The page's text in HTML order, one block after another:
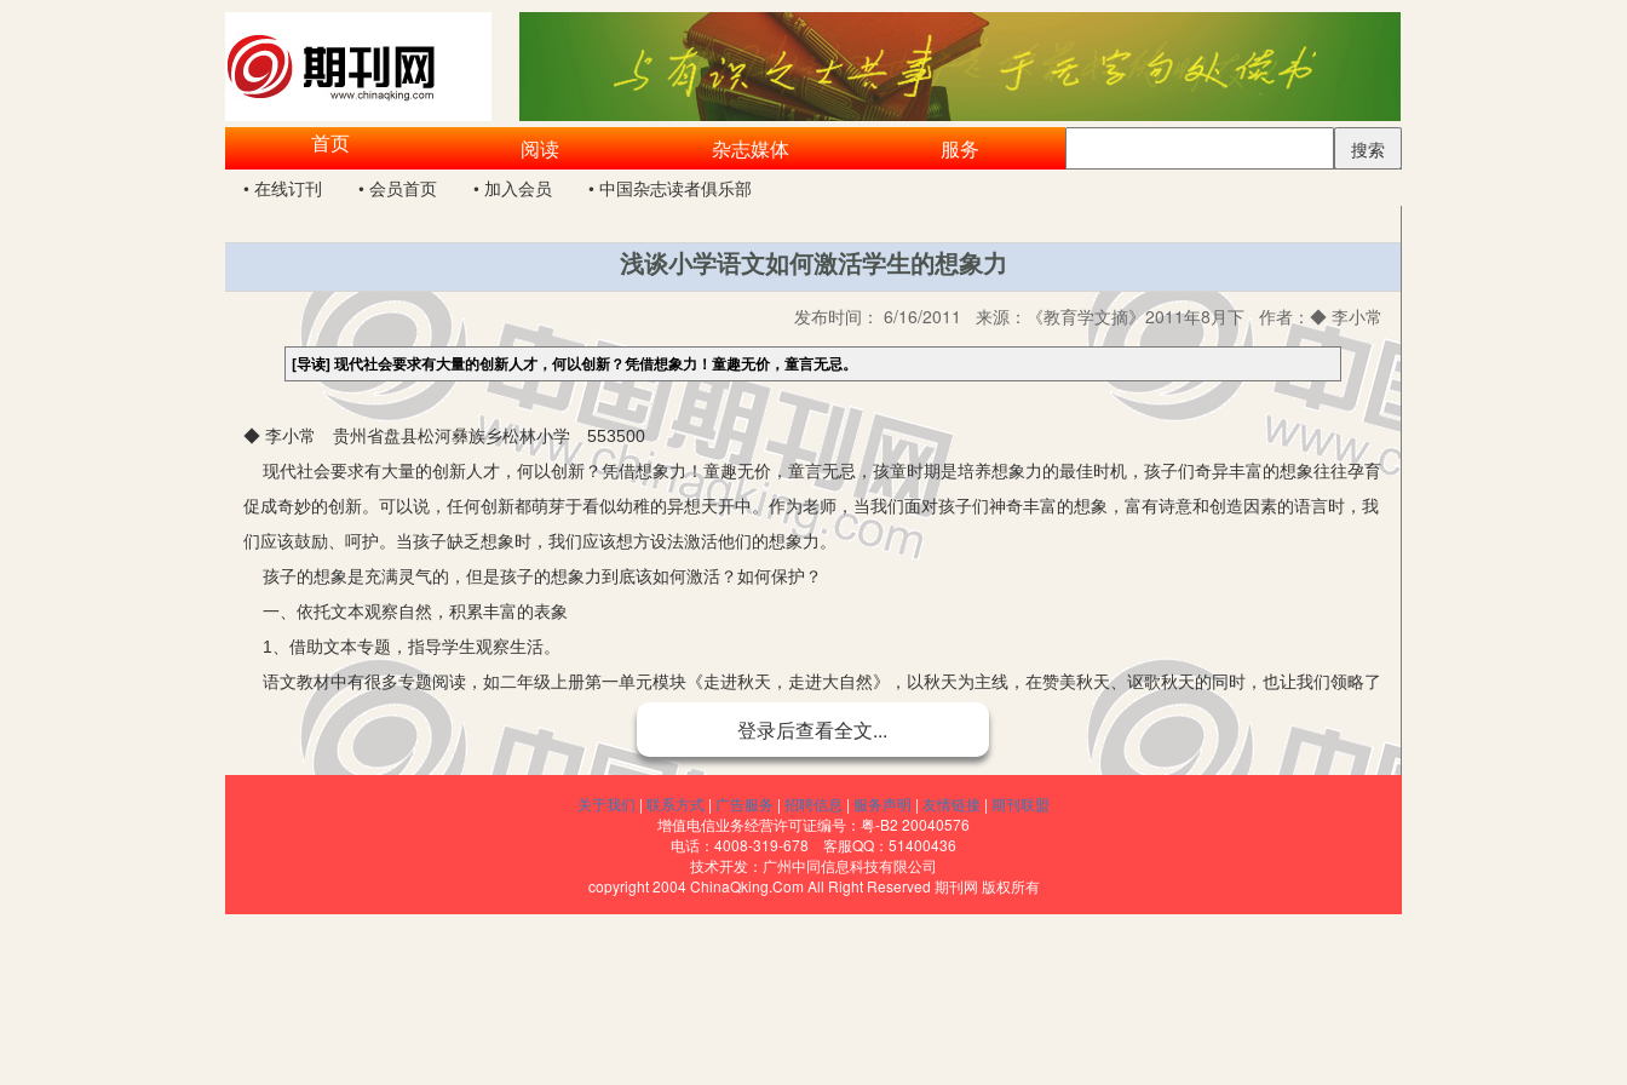
首页 阅读 杂志媒体 服务
搜索
• 在线订刊
• 会员首页 • 加入会员 • 中国杂志读者俱乐部
浅谈小学语文如何激活学生的想象力
发布时间： 6/16/2011 来源： 《教育学文摘》2011年8月下 作者： ◆ 李小常
[导读]现代社会要求有大量的创新人才，何以创新？凭借想象力！童趣无价，童言无忌。
◆ 李小常 贵州省盘县松河彝族乡松林小学 553500
现代社会要求有大量的创新人才，何以创新？凭借想象力！童趣无价，童言无忌，孩童时期是培养想象力的最佳时机，孩子们奇异丰富的想象往往孕育
促成奇妙的创新。可以说，任何创新都萌芽于看似幼稚的异想天开中。作为老师，当我们面对孩子们神奇丰富的想象，富有诗意和创造因素的语言时，我
们应该鼓励、呵护。当孩子缺乏想象时，我们应该想方设法激活他们的想象力。
孩子的想象是充满灵气的，但是孩子的想象力到底该如何激活？如何保护？
一、依托文本观察自然，积累丰富的表象
1、借助文本专题，指导学生观察生活。
语文教材中有很多专题阅读，如二年级上册第一单元模块《走进秋天，走进大自然》，以秋天为主线，在赞美秋天、讴歌秋天的同时，也让我们领略了
大自然的伟大与神奇。可“年年岁岁花相似”，对于一些习以为常的东西，人们往往不是很关注。秋天来了，又去了，对于八九岁的孩子们来说，秋天是什
么？我们环游校园呼吸秋天的气息；我们仰望蓝天探询秋天的变化；我们走进田野搜索秋天的踪影……
一句句充满灵性的话语道出了孩子所见，更可看到孩子表象积累后的想象。
登录后查看全文...
关于我们 | 联系方式 | 广告服务 | 招聘信息 | 服务声明 | 友情链接 | 期刊联盟
增值电信业务经营许可证编号：粤-B2 20040576
电话：4008-319-678 客服QQ：51400436
技术开发：广州中同信息科技有限公司
copyright 2004 ChinaQking.Com All Right Reserved 期刊网 版权所有